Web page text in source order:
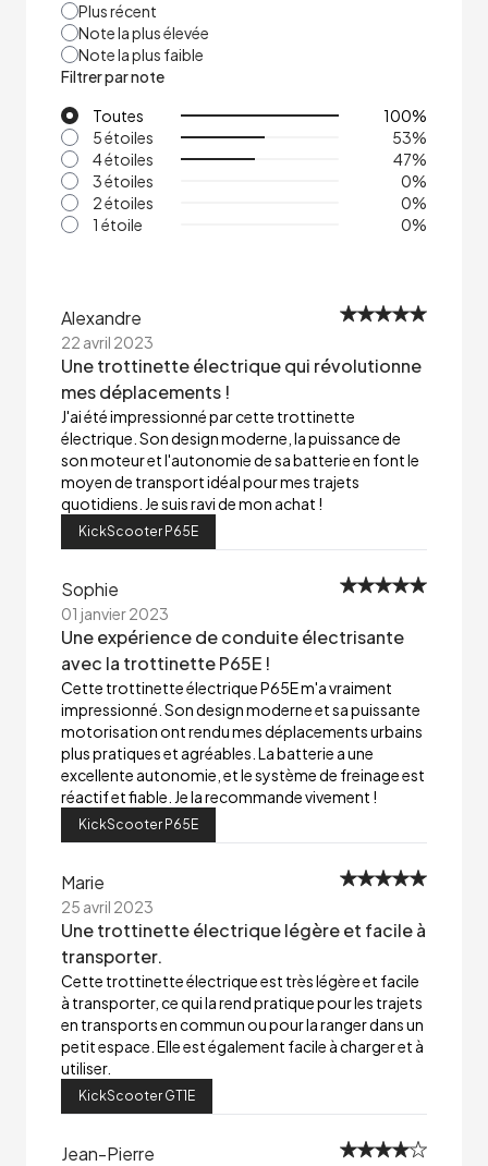
Plus récent
Note la plus élevée
Note la plus faible
Filtrer par note
Toutes
100%
5 étoiles
53%
4 étoiles
47%
3 étoiles
0%
2 étoiles
0%
1 étoile
0%
Alexandre
22 avril 2023
Une trottinette électrique qui révolutionne
mes déplacements !
J'ai été impressionné par cette trottinette
électrique. Son design moderne, la puissance de
son moteur et l'autonomie de sa batterie en font le
moyen de transport idéal pour mes trajets
quotidiens. Je suis ravi de mon achat !
KickScooter P65E
Sophie
01 janvier 2023
Une expérience de conduite électrisante
avec la trottinette P65E !
Cette trottinette électrique P65E m'a vraiment
impressionné. Son design moderne et sa puissante
motorisation ont rendu mes déplacements urbains
plus pratiques et agréables. La batterie a une
excellente autonomie, et le système de freinage est
réactif et fiable. Je la recommande vivement !
KickScooter P65E
Marie
25 avril 2023
Une trottinette électrique légère et facile à
transporter.
Cette trottinette électrique est très légère et facile
à transporter, ce qui la rend pratique pour les trajets
en transports en commun ou pour la ranger dans un
petit espace. Elle est également facile à charger et à
utiliser.
KickScooter GT1E
Jean-Pierre